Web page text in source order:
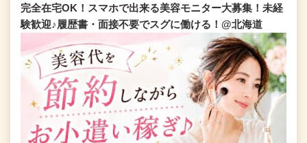
完全在宅OK！スマホで出来る美容モニター大募集！未経
験歓迎♪履歴書・面接不要でスグに働ける！@北海道